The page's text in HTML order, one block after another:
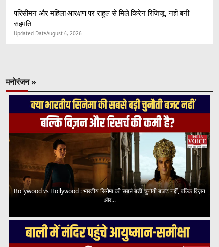
परिसीमन और महिला आरक्षण पर राहुल से मिले किरेन रिजिजू, नहीं बनी
सहमति
Updated DateAugust 6, 2026
मनोरंजन »
Bollywood vs Hollywood : भारतीय सिनेमा की सबसे बड़ी चुनौती बजट नहीं, बल्कि विज़न
और...